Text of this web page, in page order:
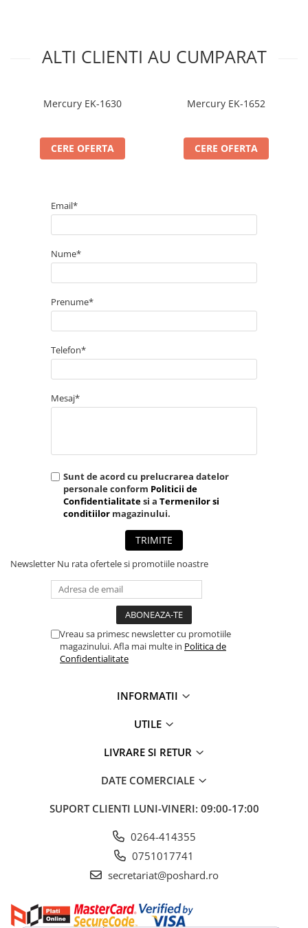
ALTI CLIENTI AU CUMPARAT
Mercury EK-1630
CERE OFERTA
Mercury EK-1652
CERE OFERTA
Email*
Nume*
Prenume*
Telefon*
Mesaj*
Sunt de acord cu prelucrarea datelor
personale conform Politicii de
Confidentialitatesi a Termenilor si
conditiilor magazinului.
TRIMITE
Newsletter Nu rata ofertele si promotiile noastre
Vreau sa primesc newsletter cu promotiile
magazinului. Afla mai multe in Politica de
Confidentialitate
INFORMATII
UTILE
LIVRARE SI RETUR
DATE COMERCIALE
SUPORT CLIENTI LUNI-VINERI: 09:00-17:00
0264-414355
0751017741
secretariat@poshard.ro